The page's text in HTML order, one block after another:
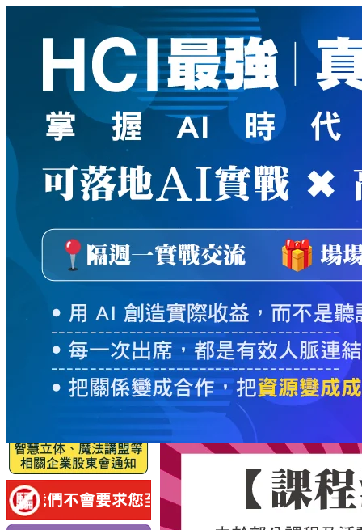
網
路
新
思
路